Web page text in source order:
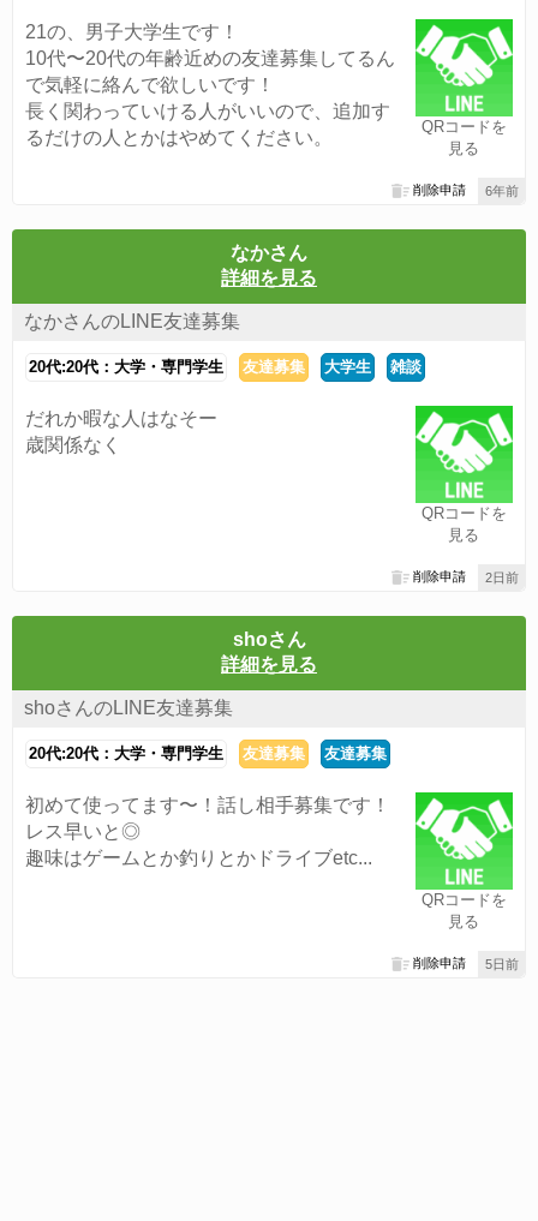
QRコードを
見る
21の、男子大学生です！
10代〜20代の年齢近めの友達募集してるん
で気軽に絡んで欲しいです！
長く関わっていける人がいいので、追加す
るだけの人とかはやめてください。
6年前
削除申請
なかさん
詳細を見る
なかさんのLINE友達募集
20代:20代：大学・専門学生 友達募集 大学生 雑談
QRコードを
見る
だれか暇な人はなそー
歳関係なく
2日前
削除申請
shoさん
詳細を見る
shoさんのLINE友達募集
20代:20代：大学・専門学生 友達募集 友達募集
QRコードを
見る
初めて使ってます〜！話し相手募集です！
レス早いと◎
趣味はゲームとか釣りとかドライブetc...
5日前
削除申請